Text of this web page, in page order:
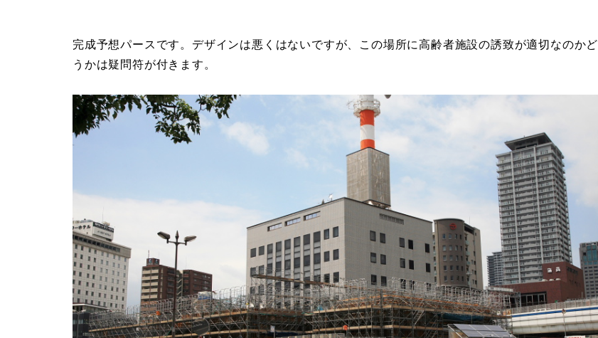
完成予想パースです。デザインは悪くはないですが、この場所に高齢者施設の誘致が適切なのかど
うかは疑問符が付きます。